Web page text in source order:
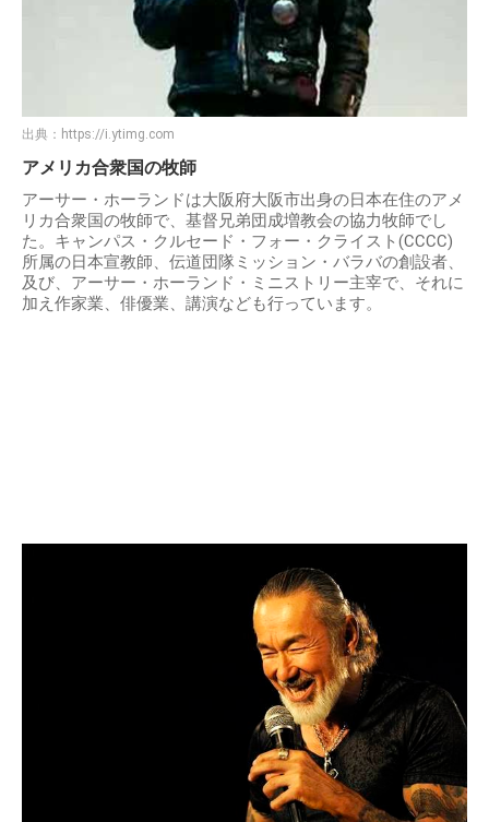
出典： https://i.ytimg.com
アメリカ合衆国の牧師
アーサー・ホーランドは大阪府大阪市出身の日本在住のアメ
リカ合衆国の牧師で、基督兄弟団成増教会の協力牧師でし
た。キャンパス・クルセード・フォー・クライスト(CCCC)
所属の日本宣教師、伝道団隊ミッション・バラバの創設者、
及び、アーサー・ホーランド・ミニストリー主宰で、それに
加え作家業、俳優業、講演なども行っています。